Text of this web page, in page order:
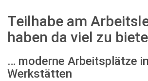
Teilhabe am
haben da viel zu
… moderne Arbeitsplätze
Werkstätten